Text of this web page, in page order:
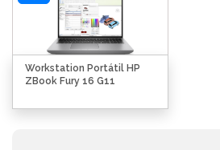
Workstation Portátil HP
ZBook Fury 16 G11